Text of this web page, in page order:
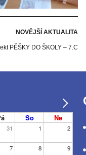
NOVĚJŠÍ AKTUALITA
PĚŠKY DO ŠKOLY – 7.C
So Ne
31 1 2
7 8 9